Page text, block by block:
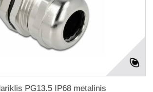
PG13.5 IP68 metalinis